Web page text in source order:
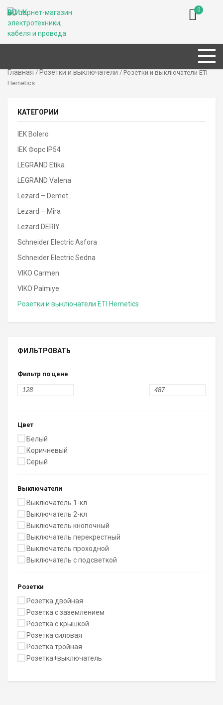
0
Главная / Розетки и выключатели / Розетки и выключатели ETI
Hernetics
КАТЕГОРИИ
IEK Bolero
IEK Форс IP54
LEGRAND Etika
LEGRAND Valena
Lezard – Demet
Lezard – Mira
Lezard DERIY
Schneider Electric Asfora
Schneider Electric Sedna
VIKO Carmen
VIKO Palmiye
Розетки и выключатели ETI Hernetics
ФИЛЬТРОВАТЬ
Фильтр по цене
Цвет
Белый
Коричневый
Серый
Выключатели
Выключатель 1-кл
Выключатель 2-кл
Выключатель кнопочный
Выключатель перекрестный
Выключатель проходной
Выключатель с подсветкой
Розетки
Розетка двойная
Розетка с заземлением
Розетка с крышкой
Розетка силовая
Розетка тройная
Розетка+выключатель
RUUK